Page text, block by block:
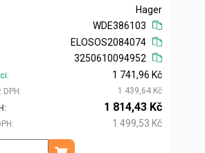
Hager
WDE386103
ELOSOS2084074
3250610094952
1 741,96 Kč
1 439,64 Kč
1 814,43 Kč
1 499,53 Kč